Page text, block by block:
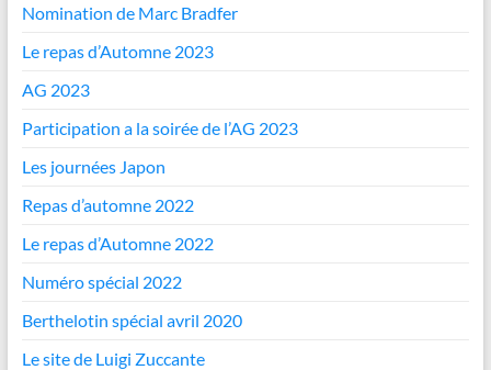
Nomination de Marc Bradfer
Le repas d’Automne 2023
AG 2023
Participation a la soirée de l’AG 2023
Les journées Japon
Repas d’automne 2022
Le repas d’Automne 2022
Numéro spécial 2022
Berthelotin spécial avril 2020
Le site de Luigi Zuccante